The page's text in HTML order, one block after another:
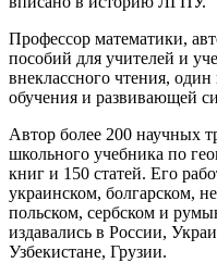
Профессор математики,
пособий для учителей и
внеклассного чтения,
обучения и развивающей
Автор более 200 научных
школьного учебника по
книг и 150 статей. Его
украинском, болгарском,
польском, сербском и
издавались в России,
Узбекистане, Грузии.